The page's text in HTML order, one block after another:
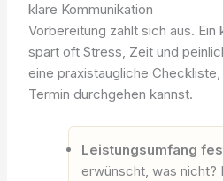
klare Kommunikation
Vorbereitung zahlt sich aus. Ein
spart oft Stress, Zeit und
eine praxistaugliche
Termin durchgehen kannst.
Leistungsumfang
erwünscht, was nicht?